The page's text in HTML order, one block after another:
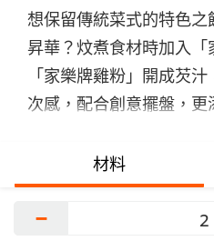
想保留傳統菜式的特色
昇華？炆煮食材時加入
「家樂牌雞粉」開成芡
次感，配合創意擺盤，更
材料
−